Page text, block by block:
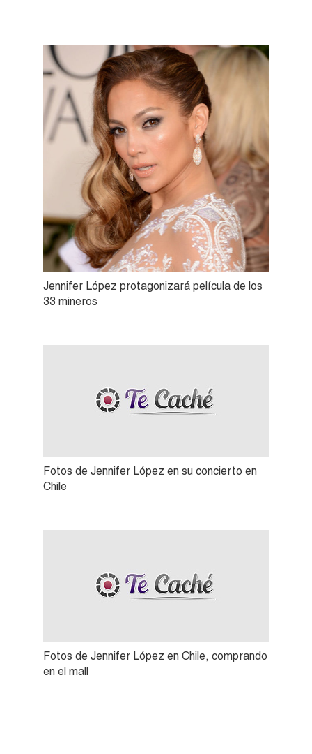
Jennifer López protagonizará película de los
33 mineros
Fotos de Jennifer López en su concierto en
Chile
Fotos de Jennifer López en Chile, comprando
en el mall